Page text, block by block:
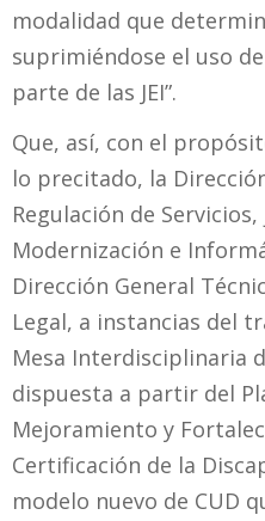
modalidad que
suprimiéndose el uso
parte de las JEI”.
Que, así, con el
lo precitado, la
Regulación de
Modernización e
Dirección General
Legal, a instancias del
Mesa Interdisciplinaria
dispuesta a partir del
Mejoramiento y
Certificación de la
modelo nuevo de CUD